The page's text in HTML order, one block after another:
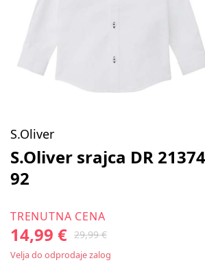
S.Oliver
S.Oliver srajca DR
92
TRENUTNA CENA
14,99 € 29,99 €
Velja do odprodaje zalog